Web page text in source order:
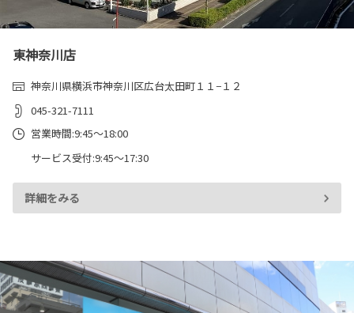
東神奈川店
神奈川県横浜市神奈川区広台太田町１１−１２
045-321-7111
営業時間:9:45～18:00
サービス受付:9:45～17:30
詳細をみる